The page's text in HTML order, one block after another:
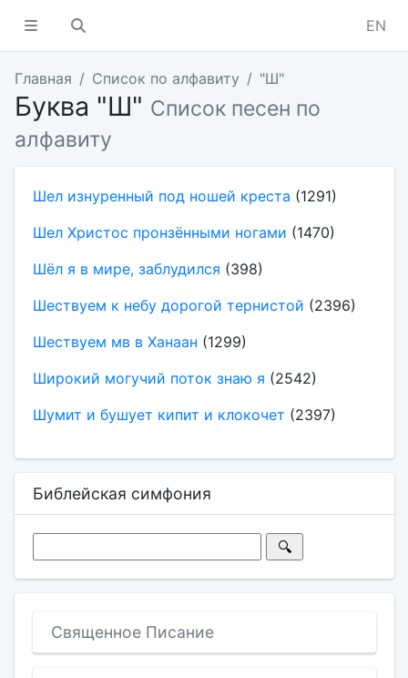
EN
Главная Список по алфавиту "Ш"
Буква "Ш" Список песен по
алфавиту
Шел изнуренный под ношей креста (1291)
Шел Христос пронзёнными ногами (1470)
Шёл я в мире, заблудился (398)
Шествуем к небу дорогой тернистой (2396)
Шествуем мв в Ханаан (1299)
Широкий могучий поток знаю я (2542)
Шумит и бушует кипит и клокочет (2397)
Библейская симфония
Священное Писание